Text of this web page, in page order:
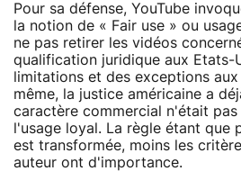
Pour sa défense, YouTube
la notion de « Fair use » ou
ne pas retirer les vidéos
qualification juridique aux Etats-
limitations et des exceptions
même, la justice américaine a
caractère commercial n'était
l'usage loyal. La règle étant
est transformée, moins les
auteur ont d'importance.